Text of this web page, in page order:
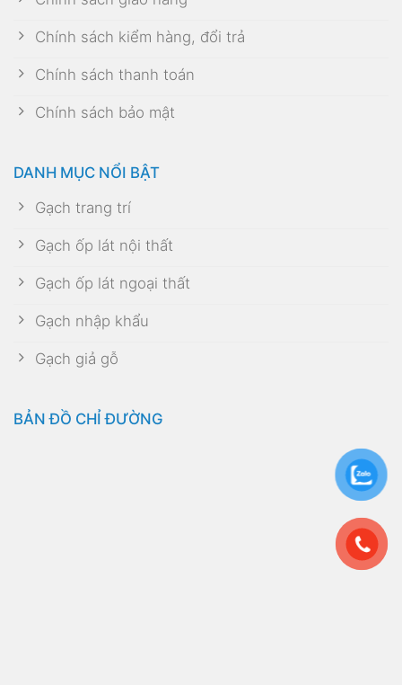
Chính sách kiểm hàng, đổi trả
Chính sách thanh toán
Chính sách bảo mật
DANH MỤC NỔI BẬT
Gạch trang trí
Gạch ốp lát nội thất
Gạch ốp lát ngoại thất
Gạch nhập khẩu
Gạch giả gỗ
BẢN ĐỒ CHỈ ĐƯỜNG